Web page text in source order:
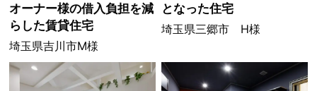
オーナー様の借入負担を減
らした賃貸住宅
埼玉県吉川市M様
となった住宅
埼玉県三郷市 H様